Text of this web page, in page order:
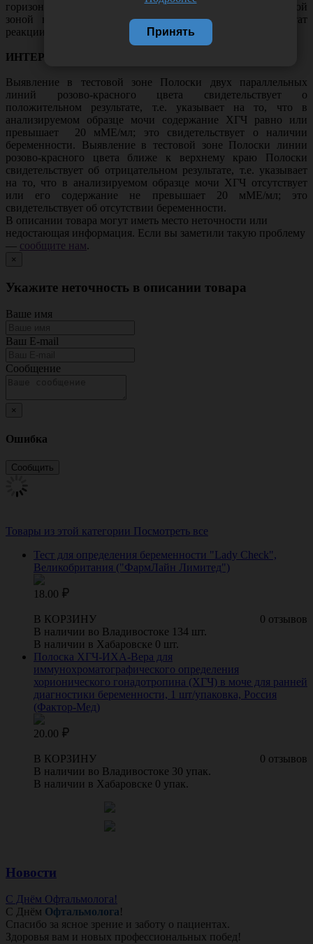
горизонтальную ровную чистую сухую поверхность тестовой
зоной вверх. Через 5 мин визуально оценить результат
реакции.
ИНТЕРПРЕТАЦИЯ РЕЗУЛЬТАТОВ
Выявление в тестовой зоне Полоски двух параллельных
линий розово-красного цвета свидетельствует о
положительном результате, т.е. указывает на то, что в
анализируемом образце мочи содержание ХГЧ равно или
превышает 20 мМЕ/мл; это свидетельствует о наличии
беременности. Выявление в тестовой зоне Полоски линии
розово-красного цвета ближе к верхнему краю Полоски
свидетельствует об отрицательном результате, т.е. указывает
на то, что в анализируемом образце мочи ХГЧ отсутствует
или его содержание не превышает 20 мМЕ/мл; это
свидетельствует об отсутствии беременности.
В описании товара могут иметь место неточности или
недостающая информация. Если вы заметили такую проблему
— сообщите нам.
×
Укажите неточность в описании товара
Ваше имя
Ваш E-mail
Сообщение
×
Ошибка
Товары из этой категории Посмотреть все
Тест для определения беременности "Lady Check",
Великобритания ("ФармЛайн Лимитед")
18.00
0 отзывов
В КОРЗИНУ
В наличии во Владивостоке 134 шт.
В наличии в Хабаровске 0 шт.
Полоска ХГЧ-ИХА-Вера для
иммунохроматографического определения
хорионического гонадотропина (ХГЧ) в моче для ранней
диагностики беременности, 1 шт/упаковка, Россия
(Фактор-Мед)
20.00
0 отзывов
В КОРЗИНУ
В наличии во Владивостоке 30 упак.
В наличии в Хабаровске 0 упак.
Новости
С Днём Офтальмолога!
С Днём Офтальмолога!
Спасибо за ясное зрение и заботу о пациентах.
Здоровья вам и новых профессиональных побед!
Принять